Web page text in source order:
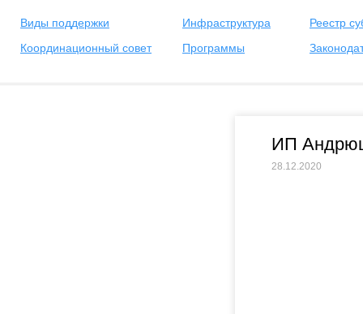
Виды поддержки Инфраструктура
Реестр
Координационный совет
Программы
ИП
28.12.2020